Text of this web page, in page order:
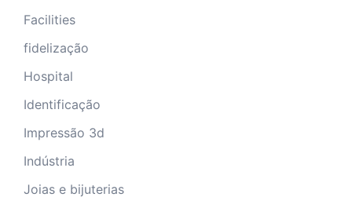
Facilities
fidelização
Hospital
Identificação
Impressão 3d
Indústria
Joias e bijuterias